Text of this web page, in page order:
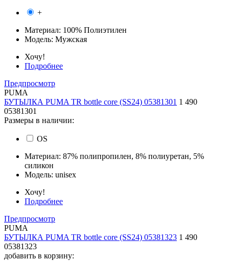
+
Материал: 100% Полиэтилен
Модель: Мужская
Хочу!
Подробнее
Предпросмотр
PUMA
БУТЫЛКА PUMA TR bottle core (SS24) 05381301 1 490
05381301
Размеры в наличии:
OS
Материал: 87% полипропилен, 8% полиуретан, 5%
силикон
Модель: unisex
Хочу!
Подробнее
Предпросмотр
PUMA
БУТЫЛКА PUMA TR bottle core (SS24) 05381323 1 490
05381323
добавить в корзину: